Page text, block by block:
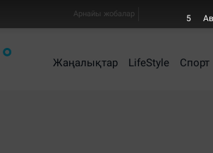
Арнайы жобалар
Жаңалықтар LifeStyle Спорт
5